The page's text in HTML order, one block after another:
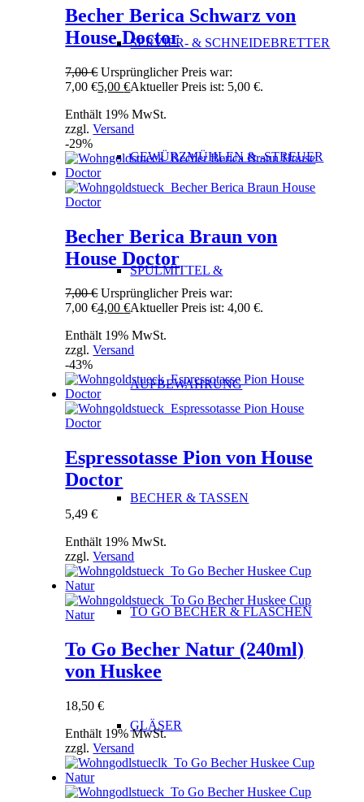
SERVIER- & SCHNEIDEBRETTER
GEWÜRZMÜHLEN & -STREUER
SPÜLMITTEL &
AUFBEWAHRUNG
BECHER & TASSEN
TO GO BECHER & FLASCHEN
GLÄSER
Becher Berica Schwarz von
House Doctor
7,00€ Ursprünglicher Preis war:
7,00 €5,00€Aktueller Preis ist: 5,00 €.
Enthält 19% MwSt.
zzgl.Versand
-29%
Becher Berica Braun von
House Doctor
7,00€ Ursprünglicher Preis war:
7,00 €4,00€Aktueller Preis ist: 4,00 €.
Enthält 19% MwSt.
zzgl.Versand
-43%
Espressotasse Pion von House
Doctor
5,49€
Enthält 19% MwSt.
zzgl.Versand
To Go Becher Natur (240ml)
von Huskee
18,50€
Enthält 19% MwSt.
zzgl.Versand